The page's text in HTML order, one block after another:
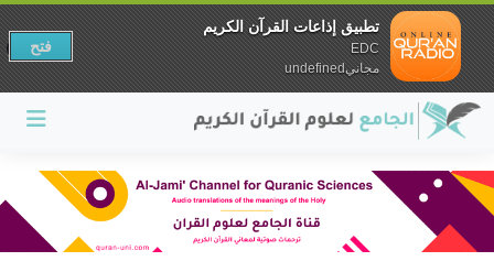
تطبيق إذاعات القرآن الكريم
EDC
مجانيundefined
فتح